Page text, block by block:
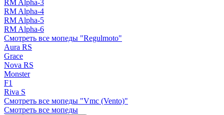
RM Alpha-3
RM Alpha-4
RM Alpha-5
RM Alpha-6
Смотреть все мопеды "Regulmoto"
Aura RS
Grace
Nova RS
Monster
F1
Riva S
Смотреть все мопеды "Vmc (Vento)"
Смотреть все мопеды